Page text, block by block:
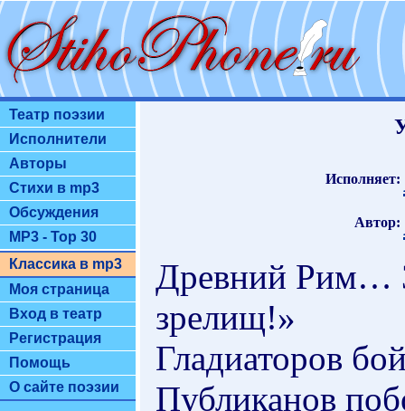
Театр поэзии
Исполнители
Авторы
Стихи в mp3
Обсуждения
MP3 - Top 30
Классика в mp3
Моя страница
Вход в театр
Регистрация
Помощь
О сайте поэзии
Исполняет:
Автор:
Древний Рим…
зрелищ!»
Гладиаторов
Публиканов